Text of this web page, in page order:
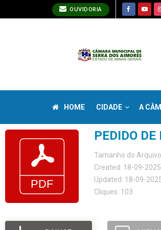
OUVIDORIA
HOME CIDADE A
PEDIDO
Tamanho do
Created: 18-09-2025
Updated: 18-09-
Cliques: 103